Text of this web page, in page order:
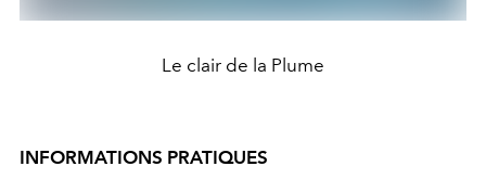
Le clair de la Plume
INFORMATIONS PRATIQUES